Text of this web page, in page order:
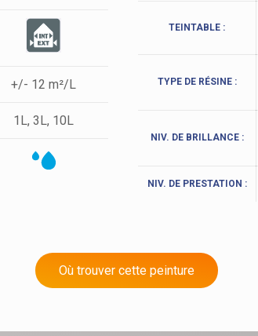
+/- 12 m²/L
1L, 3L, 10L
TEINTABLE :
TYPE DE RÉSINE :
NIV. DE BRILLANCE :
NIV. DE PRESTATION :
Où trouver cette peinture